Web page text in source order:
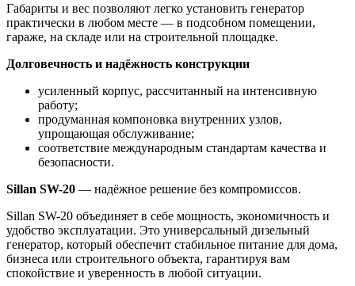
Габариты и вес позволяют легко установить генератор
практически в любом месте — в подсобном помещении,
гараже, на складе или на строительной площадке.
Долговечность и надёжность конструкции
усиленный корпус, рассчитанный на интенсивную
работу;
продуманная компоновка внутренних узлов,
упрощающая обслуживание;
соответствие международным стандартам качества и
безопасности.
Sillan SW-20 — надёжное решение без компромиссов.
Sillan SW-20 объединяет в себе мощность, экономичность и
удобство эксплуатации. Это универсальный дизельный
генератор, который обеспечит стабильное питание для дома,
бизнеса или строительного объекта, гарантируя вам
спокойствие и уверенность в любой ситуации.